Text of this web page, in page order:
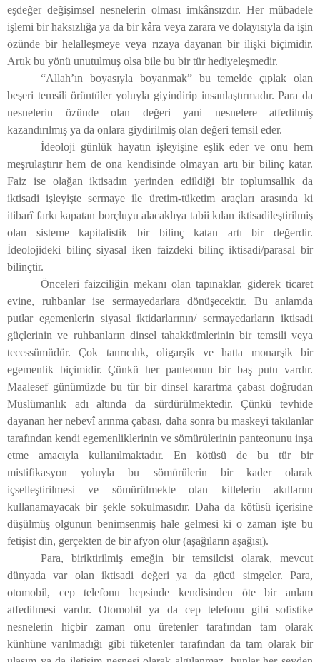
eşdeğer değişimsel nesnelerin olması imkânsızdır. Her mübadele
işlemi bir haksızlığa ya da bir kâra veya zarara ve dolayısıyla da işin
özünde bir helalleşmeye veya rızaya dayanan bir ilişki biçimidir.
Artık bu yönü unutulmuş olsa bile bu bir tür hediyeleşmedir.
“Allah’ın boyasıyla boyanmak” bu temelde çıplak olan
beşeri temsili örüntüler yoluyla giyindirip insanlaştırmadır. Para da
nesnelerin özünde olan değeri yani nesnelere atfedilmiş
kazandırılmış ya da onlara giydirilmiş olan değeri temsil eder.
İdeoloji günlük hayatın işleyişine eşlik eder ve onu hem
meşrulaştırır hem de ona kendisinde olmayan artı bir bilinç katar.
Faiz ise olağan iktisadın yerinden edildiği bir toplumsallık da
iktisadi işleyişte sermaye ile üretim-tüketim araçları arasında ki
itibarî farkı kapatan borçluyu alacaklıya tabii kılan iktisadileştirilmiş
olan sisteme kapitalistik bir bilinç katan artı bir değerdir.
İdeolojideki bilinç siyasal iken faizdeki bilinç iktisadi/parasal bir
bilinçtir.
Önceleri faizciliğin mekanı olan tapınaklar, giderek ticaret
evine, ruhbanlar ise sermayedarlara dönüşecektir. Bu anlamda
putlar egemenlerin siyasal iktidarlarının/ sermayedarların iktisadi
güçlerinin ve ruhbanların dinsel tahakkümlerinin bir temsili veya
tecessümüdür. Çok tanrıcılık, oligarşik ve hatta monarşik bir
egemenlik biçimidir. Çünkü her panteonun bir baş putu vardır.
Maalesef günümüzde bu tür bir dinsel karartma çabası doğrudan
Müslümanlık adı altında da sürdürülmektedir. Çünkü tevhide
dayanan her nebevî arınma çabası, daha sonra bu maskeyi takılanlar
tarafından kendi egemenliklerinin ve sömürülerinin panteonunu inşa
etme amacıyla kullanılmaktadır. En kötüsü de bu tür bir
mistifikasyon yoluyla bu sömürülerin bir kader olarak
içselleştirilmesi ve sömürülmekte olan kitlelerin akıllarını
kullanamayacak bir şekle sokulmasıdır. Daha da kötüsü içerisine
düşülmüş olgunun benimsenmiş hale gelmesi ki o zaman işte bu
fetişist din, gerçekten de bir afyon olur (aşağıların aşağısı).
Para, biriktirilmiş emeğin bir temsilcisi olarak, mevcut
dünyada var olan iktisadi değeri ya da gücü simgeler. Para,
otomobil, cep telefonu hepsinde kendisinden öte bir anlam
atfedilmesi vardır. Otomobil ya da cep telefonu gibi sofistike
nesnelerin hiçbir zaman onu üretenler tarafından tam olarak
künhüne varılmadığı gibi tüketenler tarafından da tam olarak bir